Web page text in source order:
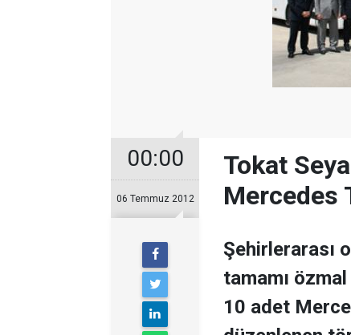
00:00
06 Temmuz 2012
Tokat
Mercedes
Şehirlerarası
tamamı
10 adet